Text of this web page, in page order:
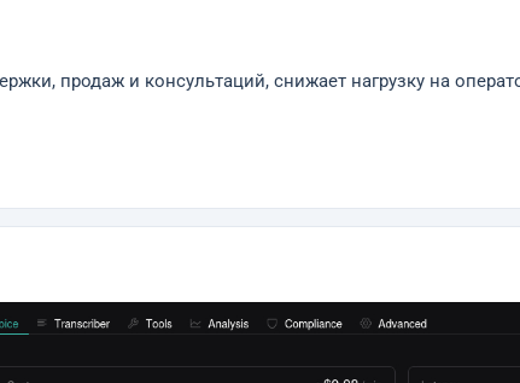
продаж и консультаций, снижает нагрузку на